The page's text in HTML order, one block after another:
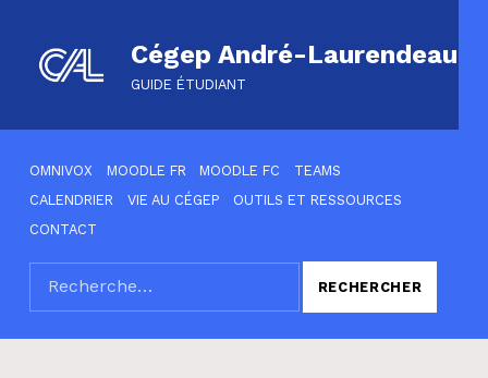
Cégep André-Laurendeau
GUIDE ÉTUDIANT
OMNIVOX
MOODLE FR MOODLE FC
TEAMS
CALENDRIER
VIE AU CÉGEP
OUTILS ET RESSOURCES
CONTACT
SEARCH THE SITE
Rechercher :